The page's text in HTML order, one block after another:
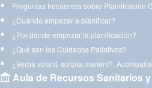
Preguntas frecuentes sobre Planificación
¿Cuándo empezar a planificar?
¿Por dónde empezar la planificación?
¿Qué son los Cuidados Paliativos?
¿Verba volant, scripta manent?.
Aula de Recursos Sanitarios